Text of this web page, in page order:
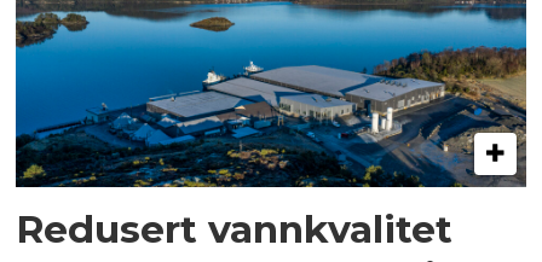
Redusert vannkvalitet